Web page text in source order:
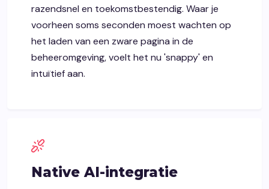
razendsnel en toekomstbestendig. Waar je
voorheen soms seconden moest wachten op
het laden van een zware pagina in de
beheeromgeving, voelt het nu 'snappy' en
intuïtief aan.
Native AI-integratie